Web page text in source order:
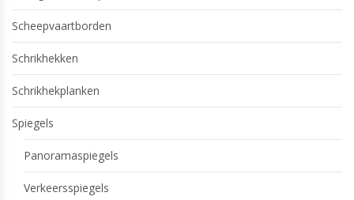
Scheepvaartborden
Schrikhekken
Schrikhekplanken
Spiegels
Panoramaspiegels
Verkeersspiegels